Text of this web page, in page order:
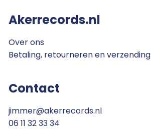
Akerrecords.nl
Over ons
Betaling, retourneren en verzending
Contact
jimmer@akerrecords.nl
06 11 32 33 34